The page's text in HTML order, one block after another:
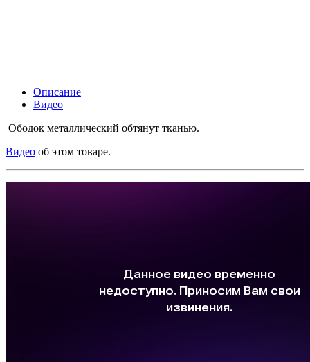
Описание
Видео
Ободок металлический обтянут тканью.
Видео об этом товаре.